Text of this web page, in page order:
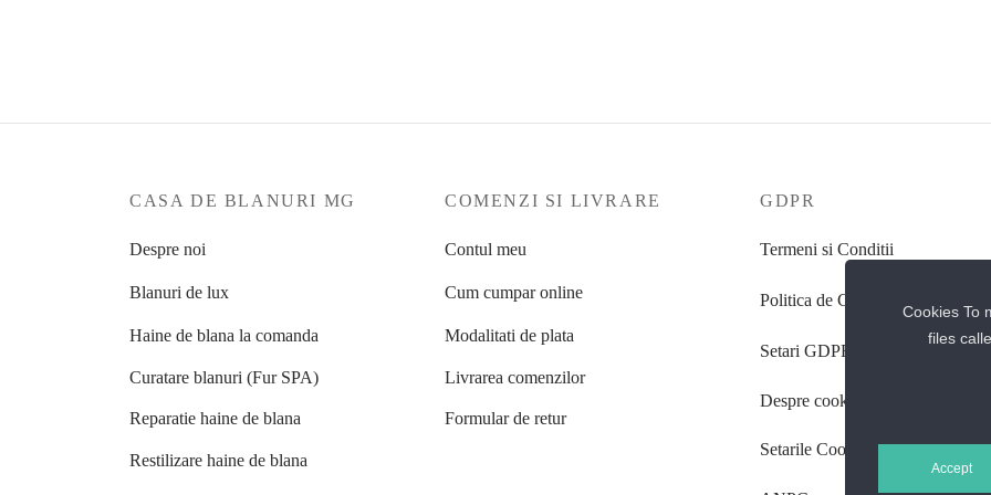
CASA DE BLANURI MG
Despre noi
Blanuri de lux
Haine de blana la comanda
Curatare blanuri (Fur SPA)
Reparatie haine de blana
Restilizare haine de blana
COMENZI SI LIVRARE
Contul meu
Cum cumpar online
Modalitati de plata
Livrarea comenzilor
Formular de retur
GDPR
Termeni si Conditii
Politica de Confidentialitate
Setari GDPR
Despre cookie-uri
Setarile Cookie-uri
Cookies To
files
Accept